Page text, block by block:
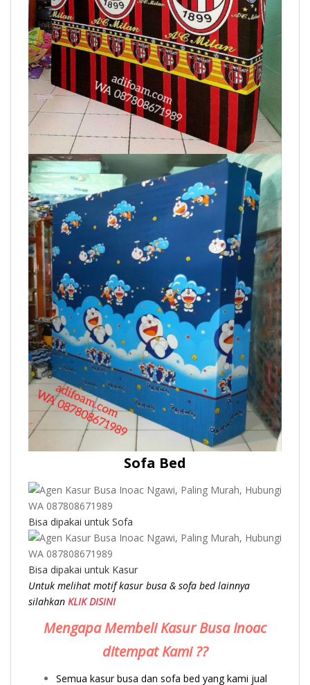
Sofa Bed
Bisa dipakai untuk Sofa
Bisa dipakai untuk Kasur
Untuk melihat motif kasur busa & sofa bed lainnya
silahkan KLIK DISINI
Mengapa Membeli Kasur Busa Inoac
ditempat Kami ??
Semua kasur busa dan sofa bed yang kami jual